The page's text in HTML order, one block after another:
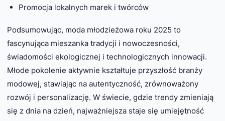
Promocja lokalnych marek i twórców
Podsumowując, moda młodzieżowa roku 2025 to
fascynująca mieszanka tradycji i nowoczesności,
świadomości ekologicznej i technologicznych innowacji.
Młode pokolenie aktywnie kształtuje przyszłość branży
modowej, stawiając na autentyczność, zrównoważony
rozwój i personalizację. W świecie, gdzie trendy zmieniają
się z dnia na dzień, najważniejsza staje się umiejętność